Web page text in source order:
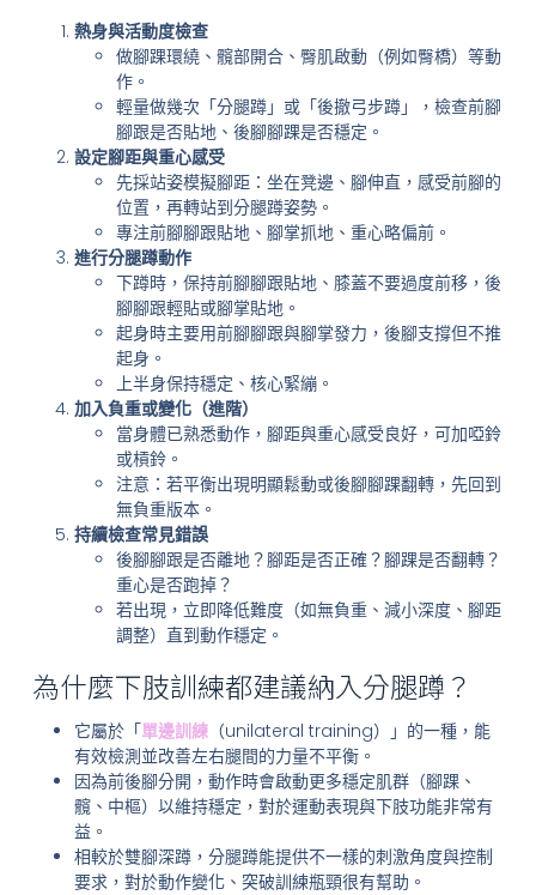
熱身與活動度檢查
做腳踝環繞、髖部開合、臀肌啟動（例如臀橋）等動
作。
輕量做幾次「分腿蹲」或「後撤弓步蹲」，檢查前腳
腳跟是否貼地、後腳腳踝是否穩定。
設定腳距與重心感受
先採站姿模擬腳距：坐在凳邊、腳伸直，感受前腳的
位置，再轉站到分腿蹲姿勢。
專注前腳腳跟貼地、腳掌抓地、重心略偏前。
進行分腿蹲動作
下蹲時，保持前腳腳跟貼地、膝蓋不要過度前移，後
腳腳跟輕貼或腳掌貼地。
起身時主要用前腳腳跟與腳掌發力，後腳支撐但不推
起身。
上半身保持穩定、核心緊繃。
加入負重或變化（進階）
當身體已熟悉動作，腳距與重心感受良好，可加啞鈴
或槓鈴。
注意：若平衡出現明顯鬆動或後腳腳踝翻轉，先回到
無負重版本。
持續檢查常見錯誤
後腳腳跟是否離地？腳距是否正確？腳踝是否翻轉？
重心是否跑掉？
若出現，立即降低難度（如無負重、減小深度、腳距
調整）直到動作穩定。
為什麼下肢訓練都建議納入分腿蹲？
它屬於「單邊訓練（unilateral training）」的一種，能
有效檢測並改善左右腿間的力量不平衡。
因為前後腳分開，動作時會啟動更多穩定肌群（腳踝、
髖、中樞）以維持穩定，對於運動表現與下肢功能非常有
益。
相較於雙腳深蹲，分腿蹲能提供不一樣的刺激角度與控制
要求，對於動作變化、突破訓練瓶頸很有幫助。